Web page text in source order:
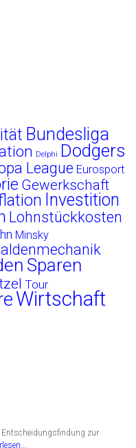
Bundesliga
Delphi Dodgers
League Eurosport
Gewerkschaft
Investition
Lohnstückkosten
Minsky
Sparen
Tour
Wirtschaft
zur